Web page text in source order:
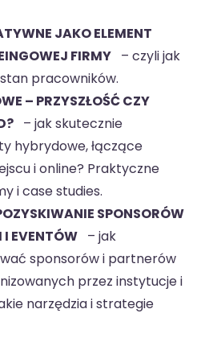
JAKO ELEMENT
FIRMY – czyli jak
pracowników.
– PRZYSZŁOŚĆ CZY
– jak skutecznie
hybrydowe, łączące
i online? Praktyczne
i case studies.
SPONSORÓW
I EVENTÓW – jak
sponsorów i partnerów
przez instytucje i
narzędzia i strategie